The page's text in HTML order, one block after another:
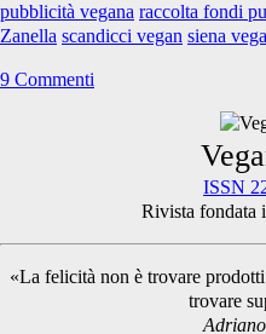
pubblicità vegana raccolta fondi
Zanella scandicci vegan siena
9 Commenti
Sidebar
ISSN
Rivista fondata
«La felicità non è trovare
trovare